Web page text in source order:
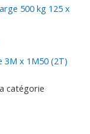
500 kg 125 x
3M x 1M50 (2T)
catégorie